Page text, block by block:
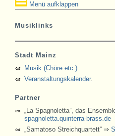
Menü aufklappen
Musiklinks
Stadt Mainz
Musik (Chöre etc.)
Veranstaltungskalender.
Partner
„La Spagnoletta”, das
spagnoletta.quinterra-brass.de
„Samatoso Streichquartett” ⇒